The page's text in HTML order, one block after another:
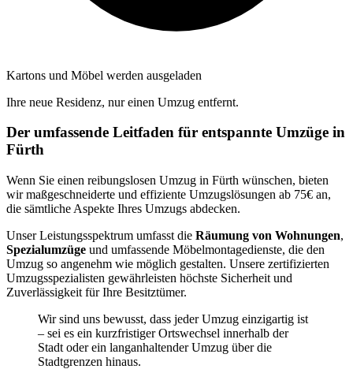
Kartons und Möbel werden ausgeladen
Ihre neue Residenz, nur einen Umzug entfernt.
Der umfassende Leitfaden für entspannte Umzüge in
Fürth
Wenn Sie einen reibungslosen Umzug in Fürth wünschen, bieten
wir maßgeschneiderte und effiziente Umzugslösungen ab 75€ an,
die sämtliche Aspekte Ihres Umzugs abdecken.
Unser Leistungsspektrum umfasst die Räumung von Wohnungen,
Spezialumzüge und umfassende Möbelmontagedienste, die den
Umzug so angenehm wie möglich gestalten. Unsere zertifizierten
Umzugsspezialisten gewährleisten höchste Sicherheit und
Zuverlässigkeit für Ihre Besitztümer.
Wir sind uns bewusst, dass jeder Umzug einzigartig ist
– sei es ein kurzfristiger Ortswechsel innerhalb der
Stadt oder ein langanhaltender Umzug über die
Stadtgrenzen hinaus.